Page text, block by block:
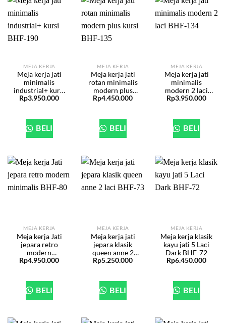
MEJA KERJA
Meja kerja jati
minimalis
industrial+ kursi
BHF-190
Rp3.950.000
BELI
MEJA KERJA
Meja kerja jati
rotan minimalis
modern plus
kursi BHF-135
Rp4.450.000
BELI
MEJA KERJA
Meja kerja jati
minimalis
modern 2 laci
BHF-134
Rp3.950.000
BELI
MEJA KERJA
Meja kerja Jati
jepara retro
modern
minimalis BHF-
Rp4.950.000
BELI
MEJA KERJA
Meja kerja jati
jepara klasik
queen anne 2
laci BHF-73
Rp5.250.000
BELI
MEJA KERJA
Meja kerja klasik
kayu jati 5 Laci
Dark BHF-72
Rp6.450.000
BELI